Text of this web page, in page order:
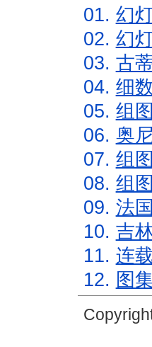
01. 幻
02. 幻
03. 古
04. 细
05. 组
06. 奥
07. 组
08. 组
09. 法
10. 吉
11. 连
12. 图